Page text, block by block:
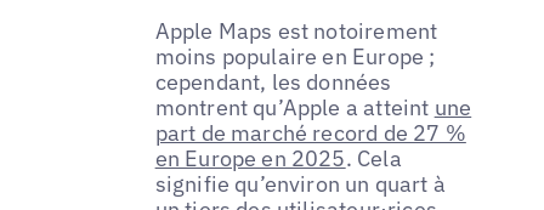
Apple Maps est notoirement
moins populaire en Europe ;
cependant, les données
montrent qu’Apple a atteint une
part de marché record de 27 %
en Europe en 2025. Cela
signifie qu’environ un quart à